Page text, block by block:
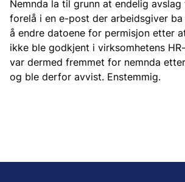
Nemnda la til grunn at endelig
forelå i en e-post der arbeidsgiver
å endre datoene for permisjon etter
ikke ble godkjent i virksomhetens
var dermed fremmet for nemnda
og ble derfor avvist. Enstemmig.